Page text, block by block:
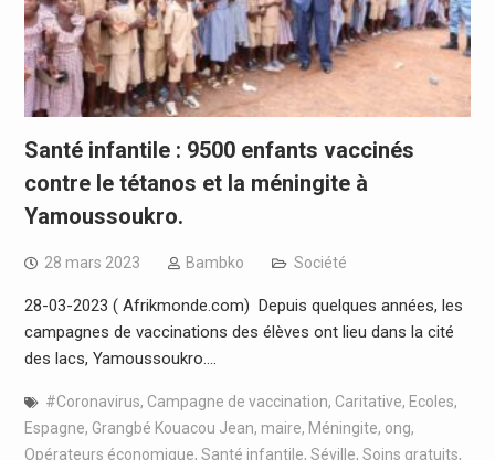
Santé infantile : 9500 enfants vaccinés
contre le tétanos et la méningite à
Yamoussoukro.
28 mars 2023 Bambko Société
28-03-2023 ( Afrikmonde.com) Depuis quelques années, les
campagnes de vaccinations des élèves ont lieu dans la cité
des lacs, Yamoussoukro.…
#Coronavirus, Campagne de vaccination, Caritative, Ecoles,
Espagne, Grangbé Kouacou Jean, maire, Méningite, ong,
Opérateurs économique, Santé infantile, Séville, Soins gratuits,